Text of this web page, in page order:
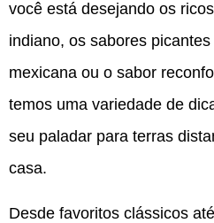
você está desejando os
indiano, os sabores
mexicana ou o sabor
temos uma variedade de
seu paladar para terras
casa.
Desde favoritos clássicos